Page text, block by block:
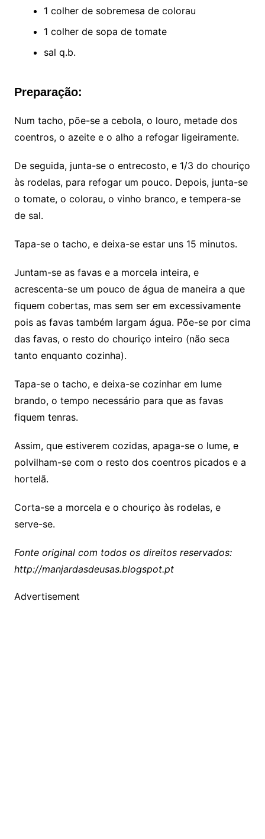
1 colher de sobremesa de colorau
1 colher de sopa de tomate
sal q.b.
Preparação:
Num tacho, põe-se a cebola, o louro, metade dos
coentros, o azeite e o alho a refogar ligeiramente.
De seguida, junta-se o entrecosto, e 1/3 do chouriço
às rodelas, para refogar um pouco. Depois, junta-se
o tomate, o colorau, o vinho branco, e tempera-se
de sal.
Tapa-se o tacho, e deixa-se estar uns 15 minutos.
Juntam-se as favas e a morcela inteira, e
acrescenta-se um pouco de água de maneira a que
fiquem cobertas, mas sem ser em excessivamente
pois as favas também largam água. Põe-se por cima
das favas, o resto do chouriço inteiro (não seca
tanto enquanto cozinha).
Tapa-se o tacho, e deixa-se cozinhar em lume
brando, o tempo necessário para que as favas
fiquem tenras.
Assim, que estiverem cozidas, apaga-se o lume, e
polvilham-se com o resto dos coentros picados e a
hortelã.
Corta-se a morcela e o chouriço às rodelas, e
serve-se.
Fonte original com todos os direitos reservados:
http://manjardasdeusas.blogspot.pt
Advertisement